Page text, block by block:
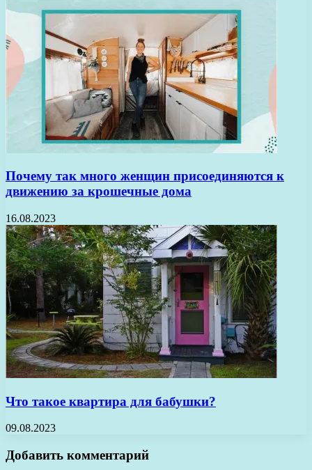
Почему так много женщин присоединяются к
движению за крошечные дома
16.08.2023
Что такое квартира для бабушки?
09.08.2023
Добавить комментарий